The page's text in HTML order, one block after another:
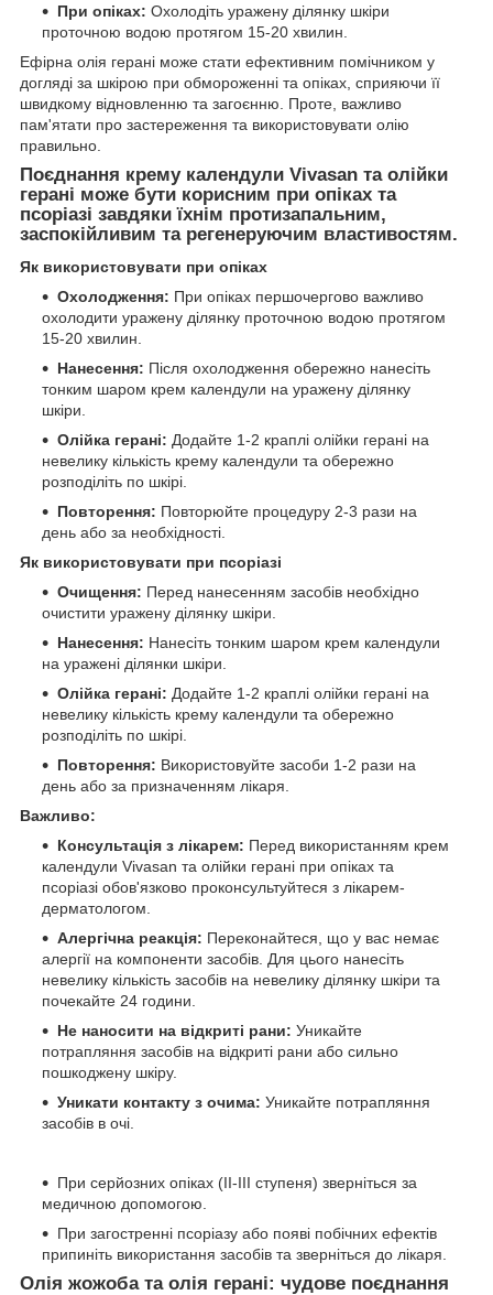
При опіках: Охолодіть уражену ділянку шкіри
проточною водою протягом 15-20 хвилин.
Ефірна олія герані може стати ефективним помічником у
догляді за шкірою при обмороженні та опіках, сприяючи її
швидкому відновленню та загоєнню. Проте, важливо
пам'ятати про застереження та використовувати олію
правильно.
Поєднання крему календули Vivasan та олійки
герані може бути корисним при опіках та
псоріазі завдяки їхнім протизапальним,
заспокійливим та регенеруючим властивостям.
Як використовувати при опіках
Охолодження: При опіках першочергово важливо
охолодити уражену ділянку проточною водою протягом
15-20 хвилин.
Нанесення: Після охолодження обережно нанесіть
тонким шаром крем календули на уражену ділянку
шкіри.
Олійка герані: Додайте 1-2 краплі олійки герані на
невелику кількість крему календули та обережно
розподіліть по шкірі.
Повторення: Повторюйте процедуру 2-3 рази на
день або за необхідності.
Як використовувати при псоріазі
Очищення: Перед нанесенням засобів необхідно
очистити уражену ділянку шкіри.
Нанесення: Нанесіть тонким шаром крем календули
на уражені ділянки шкіри.
Олійка герані: Додайте 1-2 краплі олійки герані на
невелику кількість крему календули та обережно
розподіліть по шкірі.
Повторення: Використовуйте засоби 1-2 рази на
день або за призначенням лікаря.
Важливо:
Консультація з лікарем: Перед використанням крем
календули Vivasan та олійки герані при опіках та
псоріазі обов'язково проконсультуйтеся з лікарем-
дерматологом.
Алергічна реакція: Переконайтеся, що у вас немає
алергії на компоненти засобів. Для цього нанесіть
невелику кількість засобів на невелику ділянку шкіри та
почекайте 24 години.
Не наносити на відкриті рани: Уникайте
потрапляння засобів на відкриті рани або сильно
пошкоджену шкіру.
Уникати контакту з очима: Уникайте потрапляння
засобів в очі.
При серйозних опіках (II-III ступеня) зверніться за
медичною допомогою.
При загостренні псоріазу або появі побічних ефектів
припиніть використання засобів та зверніться до лікаря.
Олія жожоба та олія герані: чудове поєднання